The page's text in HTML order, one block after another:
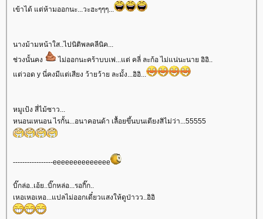
เข้าได้ แต่ห้ามออกนะ...วะฮะๆๆๆ...
นางม้ามหน้าใส..ไปนิติพลคลีนิค...
ช่วงนั้นคง
ไม่ออกนะคร้าบบเพ่...แต่ คลี่ ละก้อ ไม่แน่นะนาย อิอิ..
แต่วอด y นี่คงมีแต่เสียง ว้ายว้าย ละมั้ง...อิอิ...
หมูเป้ง สี่ไม้ซาว...
หนอนเหนอน ไรกั้น...อนาคอนด้า เลื้อยขึ้นบนเตียงสิไม่ว่า...55555
-----------------eeeeeeeeeeeeee
บิ๊กล่อ..เอ้ย..บิ๊กหล่อ...รอกิ๊ก..
เหอเหอเหอ...แปลไม่ออกเดี๋ยวแสงให้ดูป่าวว..อิอิ